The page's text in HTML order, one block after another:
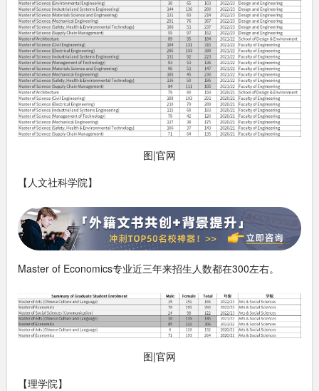
图|官网
【人文社科学院】
Master of Economics专业近三年来招生人数都在300左右。
图|官网
【理学院】